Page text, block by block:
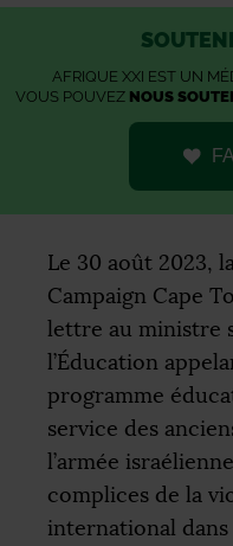
AFRIQUE XXI EST UN
VOUS POUVEZ NOUS
Le 30 août 2023,
Campaign Cape
lettre au ministre
l’Éducation
programme
service des
l’armée
complices de la
international